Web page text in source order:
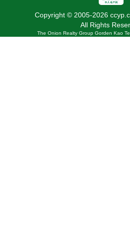
Copyright © 2005-2026
All Rights
The Onion Realty Group Gorden Kao